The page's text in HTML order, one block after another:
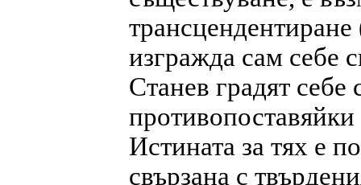
изгражда сам себе
Станев градят себе
противопоставяйки
Истината за тях е
свързана с